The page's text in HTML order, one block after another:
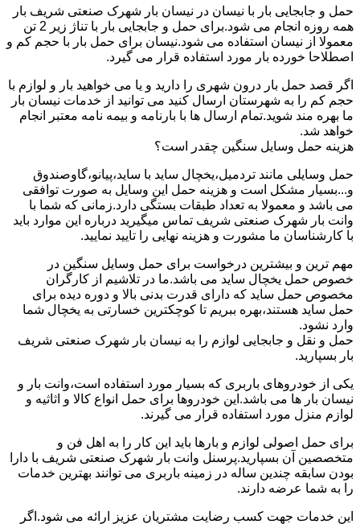
حمل و جابجایی بار با نیسان در نیسان بار شهرک صنعتی شریف بار
همه روزه انجام می شود.برای حمل و جابجایی بار با تناژ زیر 2 تن
معمولا از نیسان استفاده می شود.نیسان برای حمل بار با حجم کم و
اصطلاحا خورده بار مورد استفاده قرار می گیرد.
اگر قصد حمل بار درون شهری را دارید و یا می خواهید بار و لوازم با
حجم کم را به شهرستان ارسال کنید می توانید از خدمات نیسان بار
ما بهره مند شوید.تمام ارسال ها با بارنامه و بیمه نامه معتبر انجام
خواهد شد.
هزینه حمل وسایل سنگین چقدر است؟
حمل وسایلی مانند تردمیل،یخچال ساید با ساید،پیانو،گاوصندوق
و...بسیار مشکل است و هزینه حمل این وسایل به صورت توافقی
می باشد و معمولا به تعداد طبقات بستگی دارد.زمانی که شما با
وانت بار شهرک صنعتی شریف تماس میگیرید درباره این موارد باید
با کارشناسان ما مشورت و هزینه نهایی را تایید نمایید.
مهم ترین و بیشترین درخواست برای حمل وسایل سنگین در
خصوص حمل یخچال ساید می باشد.ما در تلاشیم از کارگران
مخصوص حمل ساید که دارای قدرت بدنی بالا و دوره دیده برای
حمل ساید هستند،بهره ببریم تا کوچکترین خسارتی به یخچال شما
وارد نشود.
حمل و نقل و جابجایی لوازم را به نیسان بار شهرک صنعتی شریف
بار بسپارید.
یکی از خودروهای باربری که بسیار مورد استفاده است،وانت بار و
نیسان بار ها می باشد.این خودروها برای حمل انواع کالا و اثاثیه و
لوازم منزل مورد استفاده قرار می گیرند.
برای حمل اصولی لوازم و بارها باید این کار را به اهل فن و
متخصصین آن بسپارید.پرسنل وانت بار شهرک صنعتی شریف با دارا
بودن سابقه چندین ساله در زمینه باربری می توانند بهترین خدمات
را به شما عرضه دارند.
این خدمات جهت کسب رضایت مشتریان عزیز ارائه می شود.اگر